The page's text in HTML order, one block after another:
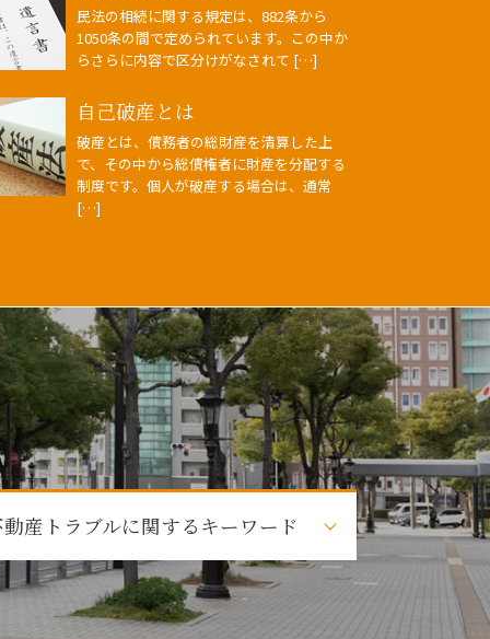
民法の相続に関する規定は、882条から
1050条の間で定められています。この中か
らさらに内容で区分けがなされて […]
自己破産とは
破産とは、債務者の総財産を清算した上
で、その中から総債権者に財産を分配する
制度です。個人が破産する場合は、通常
[…]
産トラブルに関するキーワード
産トラブル 事例
停 不動産トラブル